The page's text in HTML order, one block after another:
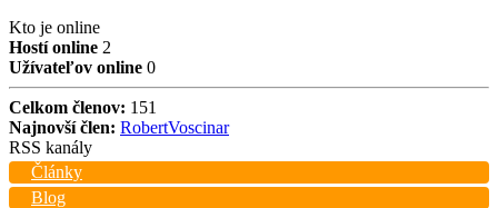
Kto je online
Hostí online 2
Užívateľov online 0
Celkom členov: 151
Najnovší člen: RobertVoscinar
RSS kanály
Články
Blog